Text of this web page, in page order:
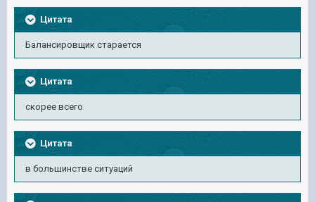
Цитата
Балансировщик старается
Цитата
скорее всего
Цитата
в большинстве ситуаций